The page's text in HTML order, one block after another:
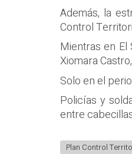
Además, la
Control
Mientras en
Xiomara
Solo en el
Policías y
entre
Plan Control